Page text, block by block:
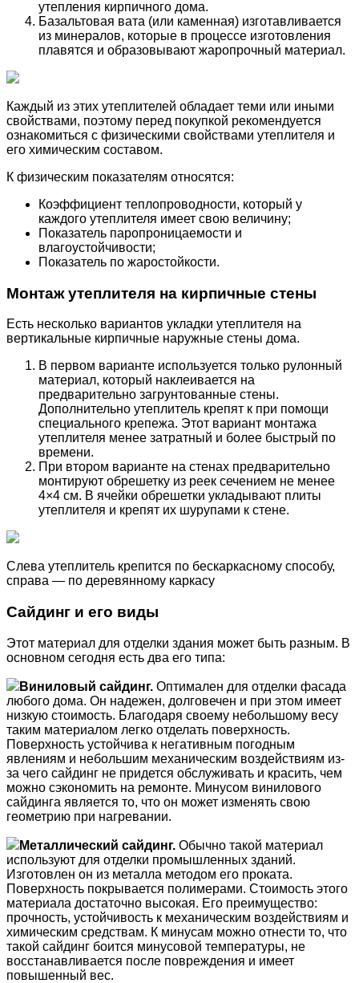
утепления кирпичного дома.
Базальтовая вата (или каменная) изготавливается
из минералов, которые в процессе изготовления
плавятся и образовывают жаропрочный материал.
Каждый из этих утеплителей обладает теми или иными
свойствами, поэтому перед покупкой рекомендуется
ознакомиться с физическими свойствами утеплителя и
его химическим составом.
К физическим показателям относятся:
Коэффициент теплопроводности, который у
каждого утеплителя имеет свою величину;
Показатель паропроницаемости и
влагоустойчивости;
Показатель по жаростойкости.
Монтаж утеплителя на кирпичные стены
Есть несколько вариантов укладки утеплителя на
вертикальные кирпичные наружные стены дома.
В первом варианте используется только рулонный
материал, который наклеивается на
предварительно загрунтованные стены.
Дополнительно утеплитель крепят к при помощи
специального крепежа. Этот вариант монтажа
утеплителя менее затратный и более быстрый по
времени.
При втором варианте на стенах предварительно
монтируют обрешетку из реек сечением не менее
4×4 см. В ячейки обрешетки укладывают плиты
утеплителя и крепят их шурупами к стене.
Слева утеплитель крепится по бескаркасному способу,
справа — по деревянному каркасу
Сайдинг и его виды
Этот материал для отделки здания может быть разным. В
основном сегодня есть два его типа:
Виниловый сайдинг. Оптимален для отделки фасада
любого дома. Он надежен, долговечен и при этом имеет
низкую стоимость. Благодаря своему небольшому весу
таким материалом легко отделать поверхность.
Поверхность устойчива к негативным погодным
явлениям и небольшим механическим воздействиям из-
за чего сайдинг не придется обслуживать и красить, чем
можно сэкономить на ремонте. Минусом винилового
сайдинга является то, что он может изменять свою
геометрию при нагревании.
Металлический сайдинг. Обычно такой материал
используют для отделки промышленных зданий.
Изготовлен он из металла методом его проката.
Поверхность покрывается полимерами. Стоимость этого
материала достаточно высокая. Его преимущество:
прочность, устойчивость к механическим воздействиям и
химическим средствам. К минусам можно отнести то, что
такой сайдинг боится минусовой температуры, не
восстанавливается после повреждения и имеет
повышенный вес.